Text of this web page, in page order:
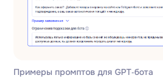
Примеры промптов для GPT‑бота